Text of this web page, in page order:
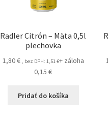
Radler Citrón – Mäta 0,5l
plechovka
1,80€ , bez DPH: 1,51€+ záloha
0,15€
Pridať do košíka